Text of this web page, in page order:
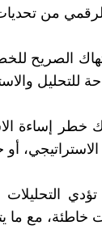
من
الصريح
للتحليل
خطر إساءة
الاستراتيجي،
تؤدي
خاطئة، مع